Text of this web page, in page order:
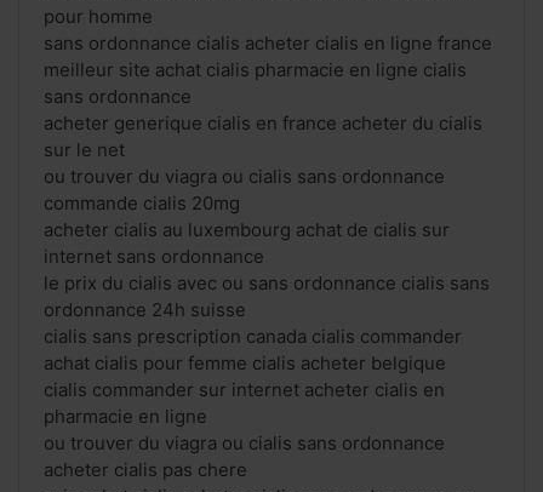
pour homme
sans ordonnance cialis acheter cialis en ligne france
meilleur site achat cialis pharmacie en ligne cialis
sans ordonnance
acheter generique cialis en france acheter du cialis
sur le net
ou trouver du viagra ou cialis sans ordonnance
commande cialis 20mg
acheter cialis au luxembourg achat de cialis sur
internet sans ordonnance
le prix du cialis avec ou sans ordonnance cialis sans
ordonnance 24h suisse
cialis sans prescription canada cialis commander
achat cialis pour femme cialis acheter belgique
cialis commander sur internet acheter cialis en
pharmacie en ligne
ou trouver du viagra ou cialis sans ordonnance
acheter cialis pas chere